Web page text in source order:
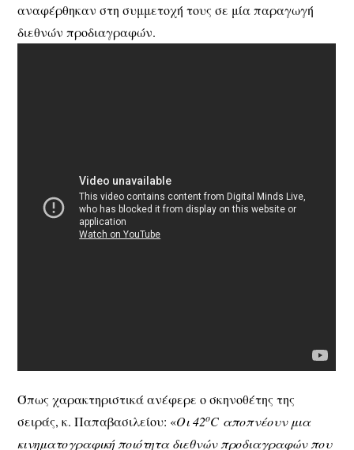
αναφέρθηκαν στη συμμετοχή τους σε μία παραγωγή
διεθνών προδιαγραφών.
Όπως χαρακτηριστικά ανέφερε ο σκηνοθέτης της
σειράς, κ. Παπαβασιλείου: «Οι 42οC αποπνέουν μια
κινηματογραφική ποιότητα διεθνών προδιαγραφών που